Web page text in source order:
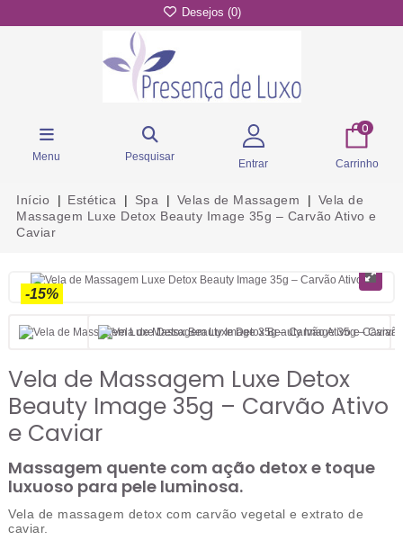
Desejos (0)
Menu Pesquisar
Entrar
0
Carrinho
Início Estética Spa Velas de Massagem
Vela de
Massagem Luxe Detox Beauty Image 35g – Carvão Ativo e
Caviar
-15%
Vela de Massagem Luxe Detox
Beauty Image 35g – Carvão Ativo
e Caviar
Massagem quente com ação detox e toque
luxuoso para pele luminosa.
Vela de massagem detox com carvão vegetal e extrato de
caviar.